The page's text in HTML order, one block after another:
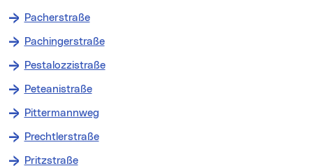
Pacherstraße
Pachingerstraße
Pestalozzistraße
Peteanistraße
Pittermannweg
Prechtlerstraße
Pritzstraße